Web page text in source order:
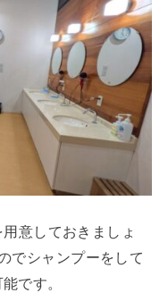
意しておきましょ
でシャンプーをして
です。